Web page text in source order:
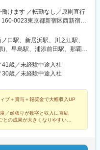
けます ／転勤なし／原則直行
0023東京都新宿区西新宿五
ストタワー3階※転居を伴う転
都内23区、関東のプロジェク
口駅、新居浜駅、川之江駅、
、早島駅、浦添前田駅、那覇空
治駅(奈良線)、久津川駅、山城
(群馬県)、前橋大島駅、広駅、
、東岩槻駅、大野原駅、亀山
鶴岡駅、赤湯駅、奈古駅、日野
十文字駅、扇田駅、三ツ境駅、
磐田駅、美川駅、野々市駅(Ｉ
駅、大網駅、北信太駅、寝屋川
山川駅、石井駅(徳島県)、南小
歳／未経験中途入社
歳／未経験中途入社
ブ＋賞与＋報奨金で大幅収入UP
／頑張りが数字と収入に直結
との成果が大きくなりやすい